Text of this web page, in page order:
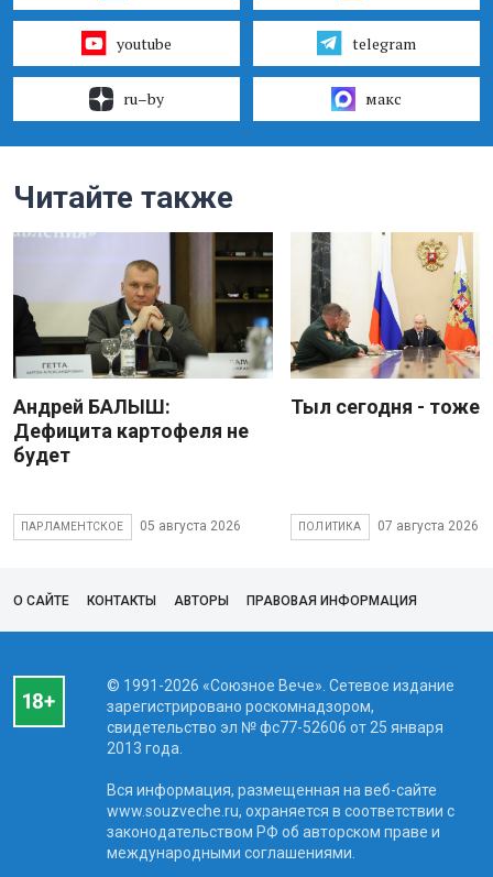
youtube telegram
ru–by макс
Читайте также
Андрей БАЛЫШ:
Дефицита картофеля не
будет
ПАРЛАМЕНТСКОЕ 05 августа 2026
Тыл сегодня - тоже
ПОЛИТИКА 07 августа 2026
О САЙТЕ КОНТАКТЫ АВТОРЫ ПРАВОВАЯ ИНФОРМАЦИЯ
© 1991-2026 «Союзное Вече». Сетевое издание
зарегистрировано роскомнадзором,
свидетельство эл № фc77-52606 от 25 января
2013 года.
Вся информация, размещенная на веб-сайте
www.souzveche.ru, охраняется в соответствии с
законодательством РФ об авторском праве и
международными соглашениями.